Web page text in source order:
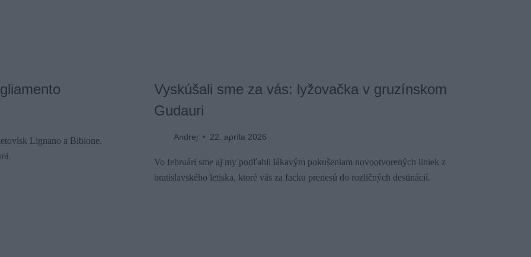
Lignano a Bibione.
Vyskúšali sme za vás: lyžovačka v gruzínskom
Gudauri
Andrej 22. apríla 2026
Vo februári sme aj my podľahli lákavým pokušeniam novootvorených liniek z
bratislavského letiska, ktoré vás za facku prenesú do rozličných destinácií.